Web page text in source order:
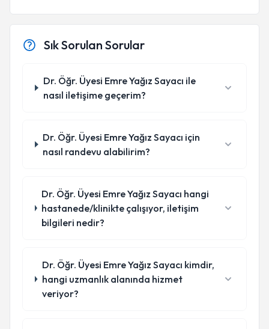
Sık Sorulan Sorular
Dr. Öğr. Üyesi Emre Yağız Sayacı ile
nasıl iletişime geçerim?
Dr. Öğr. Üyesi Emre Yağız Sayacı için
nasıl randevu alabilirim?
Dr. Öğr. Üyesi Emre Yağız Sayacı hangi
hastanede/klinikte çalışıyor, iletişim
bilgileri nedir?
Dr. Öğr. Üyesi Emre Yağız Sayacı kimdir,
hangi uzmanlık alanında hizmet
veriyor?